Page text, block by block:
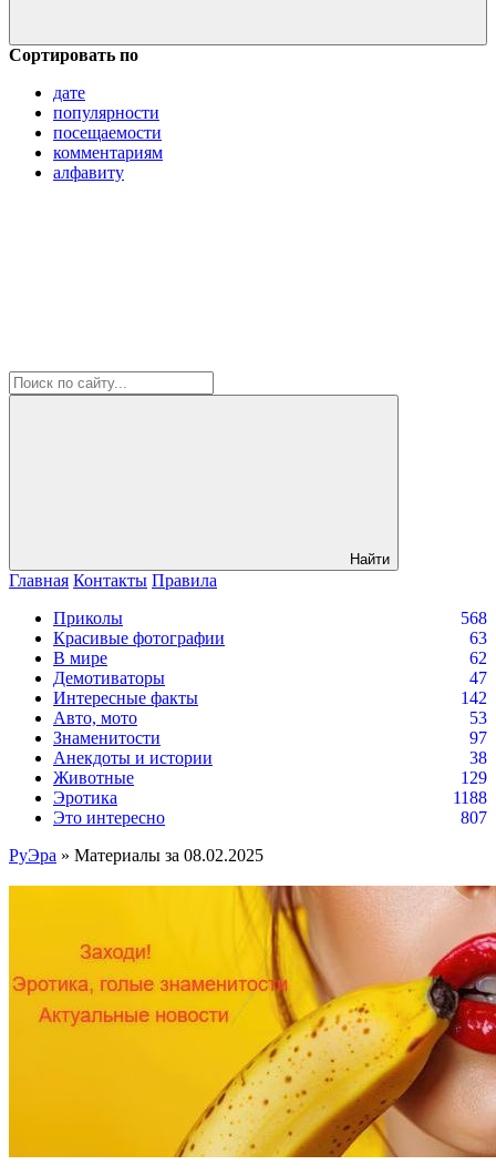
Сортировать по
дате
популярности
посещаемости
комментариям
алфавиту
Найти
Главная Контакты Правила
Приколы
568
Красивые фотографии
63
В мире
62
Демотиваторы
47
Интересные факты
142
Авто, мото
53
Знаменитости
97
Анекдоты и истории
38
Животные
129
Эротика
1188
Это интересно
807
РуЭра » Материалы за 08.02.2025